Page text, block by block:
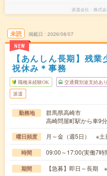
派遣会社 株式
未読
NEW
掲載日 2026/08/07
【あんしん長期】残
祝休み＊事務
職種未経験OK 交通費別途支給あり
派遣
勤務地
群馬県高崎市
高崎問屋町駅から車9分
曜日頻度 月～金（週5日） ※土
時間 09:00～17:00(実働7
期間 【急募】即日～長期